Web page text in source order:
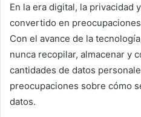
En la era digital, la privacidad
convertido en
Con el avance de la
nunca recopilar, almacenar y
cantidades de datos
preocupaciones sobre cómo
datos.